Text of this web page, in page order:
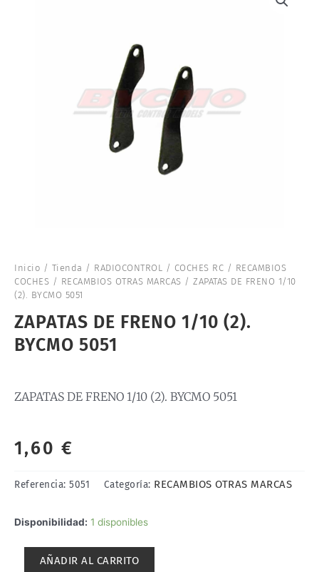
Inicio / Tienda / RADIOCONTROL / COCHES RC / RECAMBIOS
COCHES / RECAMBIOS OTRAS MARCAS / ZAPATAS DE FRENO 1/10
(2). BYCMO 5051
ZAPATAS DE FRENO 1/10 (2).
BYCMO 5051
ZAPATAS DE FRENO 1/10 (2). BYCMO 5051
1,60 €
Referencia: 5051 Categoría: RECAMBIOS OTRAS MARCAS
Disponibilidad: 1 disponibles
ZAPATAS
AÑADIR AL CARRITO